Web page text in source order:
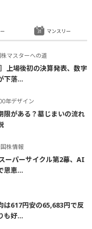
マスターへの道
上場後初の決算発表、数字
下落...
年デザイン
限がある？墓じまいの流れ
株情報
ーパーサイクル第2幕、AI
恩恵...
は617円安の65,683円で反
も好...
マンスリー